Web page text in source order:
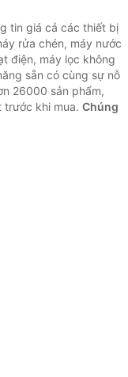
tin giá cả các thiết bị
rửa chén, máy nước
điện, máy lọc không
sẵn có cùng sự nỗ
26000 sản phẩm,
trước khi mua. Chúng